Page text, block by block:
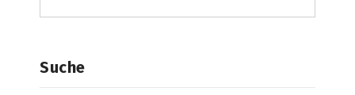
Suche